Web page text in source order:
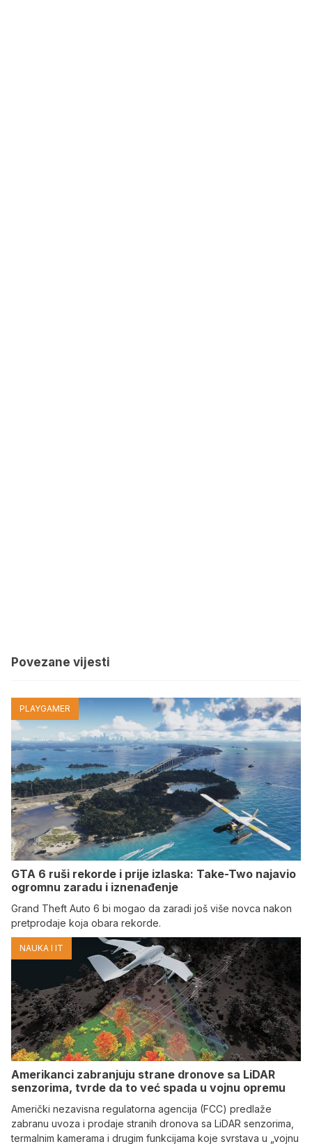
Povezane vijesti
PLAYGAMER
GTA 6 ruši rekorde i prije izlaska: Take-Two najavio
ogromnu zaradu i iznenađenje
Grand Theft Auto 6 bi mogao da zaradi još više novca nakon
pretprodaje koja obara rekorde.
NAUKA I IT
Amerikanci zabranjuju strane dronove sa LiDAR
senzorima, tvrde da to već spada u vojnu opremu
Američki nezavisna regulatorna agencija (FCC) predlaže
zabranu uvoza i prodaje stranih dronova sa LiDAR senzorima,
termalnim kamerama i drugim funkcijama koje svrstava u „vojnu